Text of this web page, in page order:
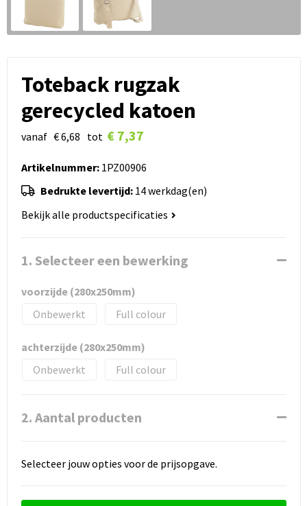
Toteback rugzak
gerecycled katoen
vanaf € 6,68 tot € 7,37
Artikelnummer:1PZ00906
Bedrukte levertijd: 14 werkdag(en)
Bekijk alle productspecificaties
1. Selecteer een bewerking
voorzijde (280x250mm)
Onbewerkt
Full colour
achterzijde (280x250mm)
Onbewerkt
Full colour
2. Aantal producten
Selecteer jouw opties voor de prijsopgave.